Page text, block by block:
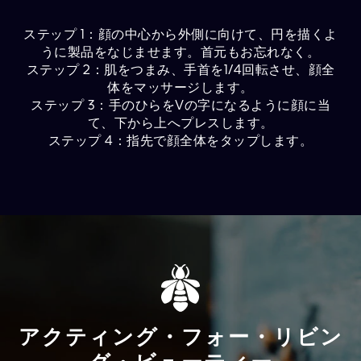
ステップ 1：顔の中心から外側に向けて、円を描くよ
うに製品をなじませます。首元もお忘れなく。
ステップ 2：肌をつまみ、手首を1/4回転させ、顔全
体をマッサージします。
ステップ 3：手のひらをVの字になるように顔に当
て、下から上へプレスします。
ステップ 4：指先で顔全体をタップします。
アクティング・フォー・リビン